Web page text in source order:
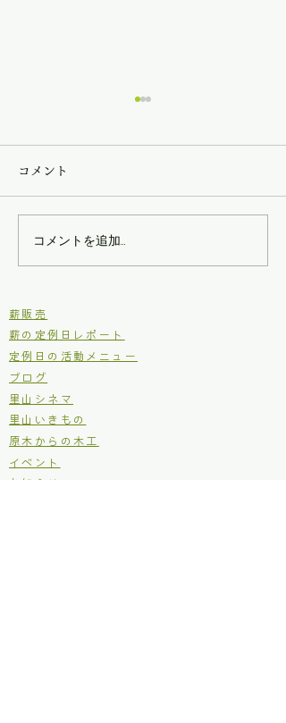
コメント
コメントを追加…
​薪販売
薪の定例日レポート
定例日の活動メニュー
ブログ
里山シネマ
里山いきもの
原木からの木工
イベント
お知らせ